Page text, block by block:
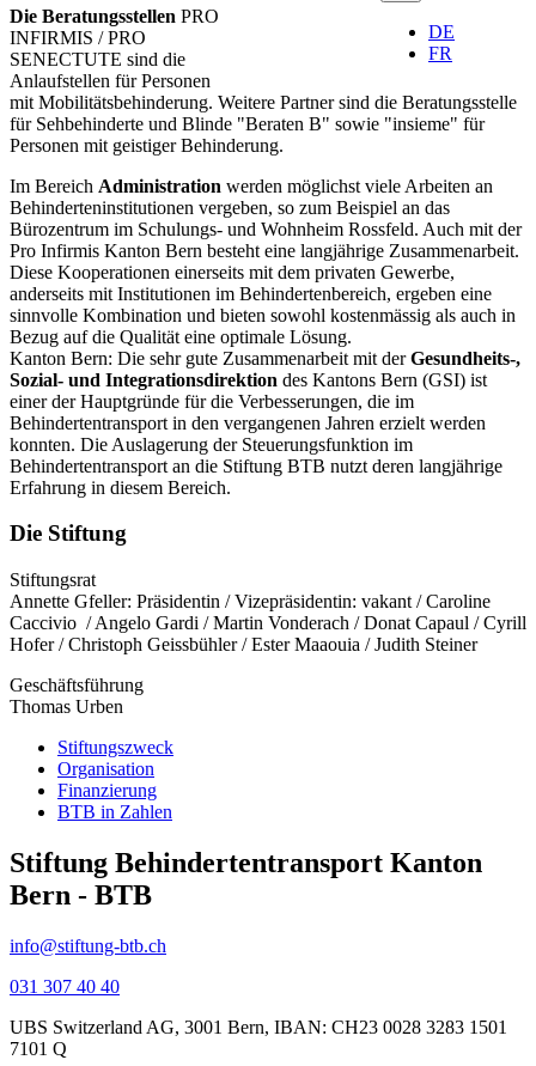
DE
FR
Die Beratungsstellen PRO
INFIRMIS / PRO
SENECTUTE sind die
Anlaufstellen für Personen
mit Mobilitätsbehinderung. Weitere Partner sind die Beratungsstelle
für Sehbehinderte und Blinde "Beraten B" sowie "insieme" für
Personen mit geistiger Behinderung.
Im Bereich Administration werden möglichst viele Arbeiten an
Behinderteninstitutionen vergeben, so zum Beispiel an das
Bürozentrum im Schulungs- und Wohnheim Rossfeld. Auch mit der
Pro Infirmis Kanton Bern besteht eine langjährige Zusammenarbeit.
Diese Kooperationen einerseits mit dem privaten Gewerbe,
anderseits mit Institutionen im Behindertenbereich, ergeben eine
sinnvolle Kombination und bieten sowohl kostenmässig als auch in
Bezug auf die Qualität eine optimale Lösung.
Kanton Bern: Die sehr gute Zusammenarbeit mit derGesundheits-,
Sozial- und Integrationsdirektion des Kantons Bern (GSI) ist
einer der Hauptgründe für die Verbesserungen, die im
Behindertentransport in den vergangenen Jahren erzielt werden
konnten. Die Auslagerung der Steuerungsfunktion im
Behindertentransport an die Stiftung BTB nutzt deren langjährige
Erfahrung in diesem Bereich.
Die Stiftung
Stiftungsrat
Annette Gfeller: Präsidentin / Vizepräsidentin: vakant / Caroline
Caccivio / Angelo Gardi / Martin Vonderach / Donat Capaul / Cyrill
Hofer / Christoph Geissbühler / Ester Maaouia / Judith Steiner
Geschäftsführung
Thomas Urben
Stiftungszweck
Organisation
Finanzierung
BTB in Zahlen
Stiftung Behindertentransport Kanton
Bern - BTB
info@stiftung-btb.ch
031 307 40 40
UBS Switzerland AG, 3001 Bern, IBAN: CH23 0028 3283 1501
7101 Q